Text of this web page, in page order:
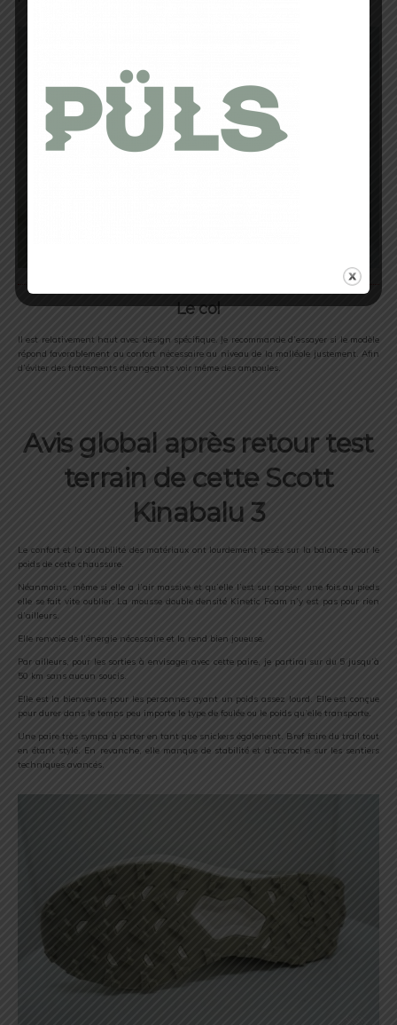
Le col
Il est relativement haut avec design spécifique. Je recommande d’essayer si le modèle
répond favorablement au confort nécessaire au niveau de la malléole justement. Afin
d’éviter des frottements dérangeants voir même des ampoules.
Avis global après retour test
terrain de cette Scott
Kinabalu 3
Le confort et la durabilité des matériaux ont lourdement pesés sur la balance pour le
poids de cette chaussure.
Néanmoins, même si elle a l’air massive et qu’elle l’est sur papier, une fois au pieds
elle se fait vite oublier. La mousse double densité Kinetic Foam n’y est pas pour rien
d’ailleurs.
Elle renvoie de l’énergie nécessaire et la rend bien joueuse.
Par ailleurs, pour les sorties à envisager avec cette paire, je partirai sur du 5 jusqu’à
50 km sans aucun soucis.
Elle est la bienvenue pour les personnes ayant un poids assez lourd. Elle est conçue
pour durer dans le temps peu importe le type de foulée ou le poids qu’elle transporte.
Une paire très sympa à porter en tant que snickers également. Bref faire du trail tout
en étant stylé. En revanche, elle manque de stabilité et d’accroche sur les sentiers
techniques avancés.